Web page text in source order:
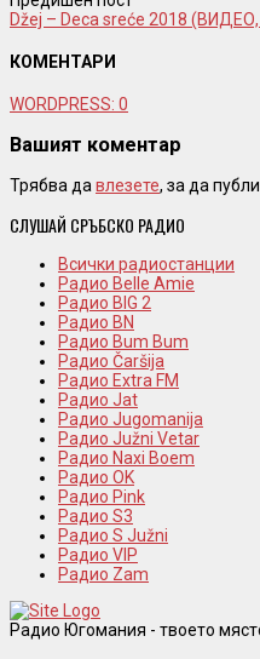
Džej – Deca sreće 2018
КОМЕНТАРИ
WORDPRESS: 0
Вашият коментар
Трябва давлезете, за да
СЛУШАЙ СРЪБСКО РАДИО
Всички радиостанции
Радио Belle Amie
Радио BIG 2
Радио BN
Радио Bum Bum
Радио Čaršija
Радио Extra FM
Радио Jat
Радио Jugomanija
Радио Južni Vetar
Радио Naxi Boem
Радио OK
Радио Pink
Радио S3
Радио S Južni
Радио VIP
Радио Zam
Радио Югомания - твоето